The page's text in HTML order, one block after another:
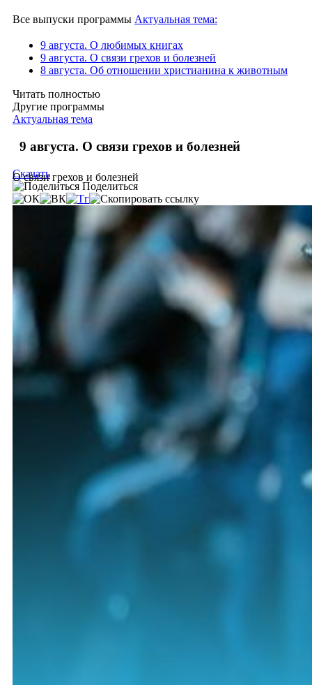
Все выпуски программы Актуальная тема:
9 августа. О любимых книгах
9 августа. О связи грехов и болезней
8 августа. Об отношении христианина к животным
Читать полностью
Другие программы
Актуальная тема
9 августа. О связи грехов и болезней
О связи грехов и болезней
Скачать
Поделиться